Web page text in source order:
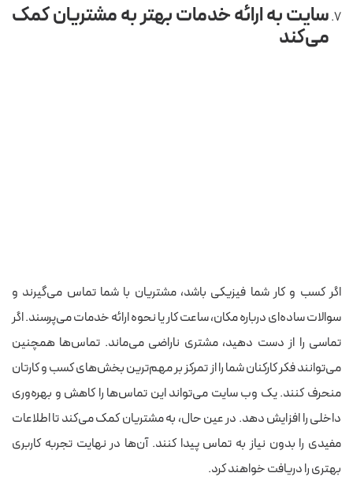
سایت به ارائه خدمات بهتر به مشتریان کمک
می‌کند
اگر کسب و کار شما فیزیکی باشد، مشتریان با شما تماس می‌گیرند و
سوالات ساده‌ای درباره مکان، ساعت کار یا نحوه ارائه خدمات می‌پرسند. اگر
تماسی را از دست دهید، مشتری ناراضی می‌ماند. تماس‌ها همچنین
می‌توانند فکر کارکنان شما را از تمرکز بر مهم‌ترین بخش‌های کسب و کارتان
منحرف کنند. یک وب سایت می‌تواند این تماس‌ها را کاهش و بهره‌وری
داخلی را افزایش دهد. در عین حال، به مشتریان کمک می‌کند تا اطلاعات
مفیدی را بدون نیاز به تماس پیدا کنند. آن‌ها در نهایت تجربه کاربری
بهتری را دریافت خواهند کرد.